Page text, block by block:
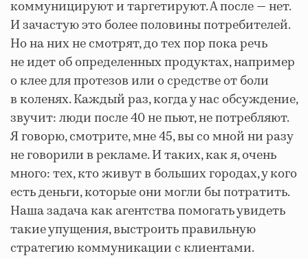
коммуницируют и таргетируют. А после — нет.
И зачастую это более половины потребителей.
Но на них не смотрят, до тех пор пока речь
не идет об определенных продуктах, например
о клее для протезов или о средстве от боли
в коленях. Каждый раз, когда у нас обсуждение,
звучит: люди после 40 не пьют, не потребляют.
Я говорю, смотрите, мне 45, вы со мной ни разу
не говорили в рекламе. И таких, как я, очень
много: тех, кто живут в больших городах, у кого
есть деньги, которые они могли бы потратить.
Наша задача как агентства помогать увидеть
такие упущения, выстроить правильную
стратегию коммуникации с клиентами.